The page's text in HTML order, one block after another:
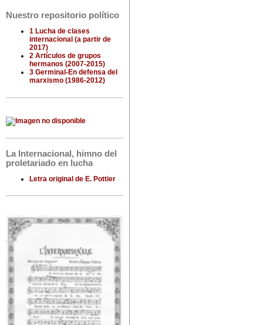
Nuestro repositorio político
1 Lucha de clases
internacional (a partir de
2017)
2 Artículos de grupos
hermanos (2007-2015)
3 Germinal-En defensa del
marxismo (1986-2012)
La Internacional, himno del
proletariado en lucha
Letra original de E. Pottier